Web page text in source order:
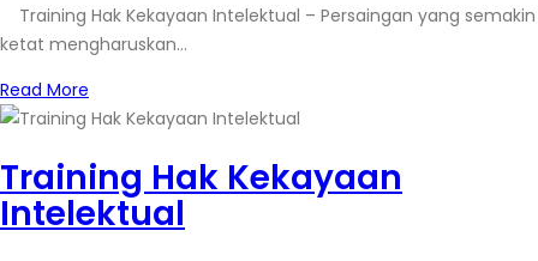
Training Hak Kekayaan Intelektual – Persaingan yang semakin
ketat mengharuskan…
Read More
Training Hak Kekayaan
Intelektual